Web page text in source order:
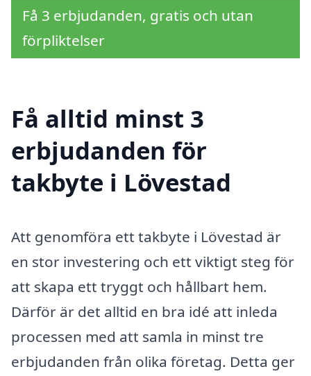
Få 3 erbjudanden, gratis och utan
förpliktelser
Få alltid minst 3
erbjudanden för
takbyte i Lövestad
Att genomföra ett takbyte i Lövestad är
en stor investering och ett viktigt steg för
att skapa ett tryggt och hållbart hem.
Därför är det alltid en bra idé att inleda
processen med att samla in minst tre
erbjudanden från olika företag. Detta ger